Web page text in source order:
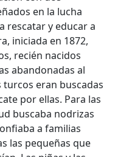
en la lucha
rescatar y educar a
iniciada en 1872,
recién nacidos
abandonadas al
turcos eran buscadas
por ellas. Para las
buscaba nodrizas
a familias
las pequeñas que